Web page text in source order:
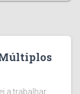
a trabalhar